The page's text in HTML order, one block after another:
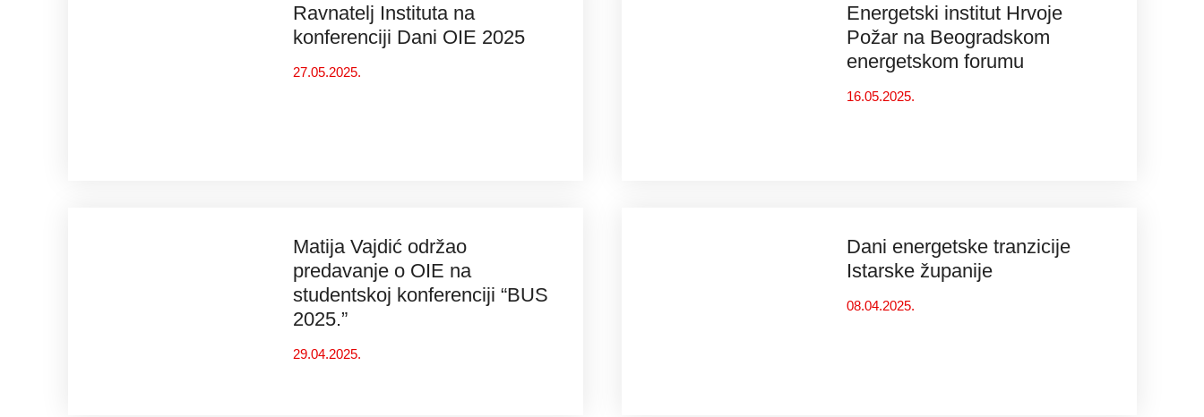
Ravnatelj Instituta na
konferenciji Dani OIE 2025
27.05.2025.
Energetski institut Hrvoje
Požar na Beogradskom
energetskom forumu
16.05.2025.
Matija Vajdić održao
predavanje o OIE na
studentskoj konferenciji “BUS
2025.”
29.04.2025.
Dani energetske tranzicije
Istarske županije
08.04.2025.